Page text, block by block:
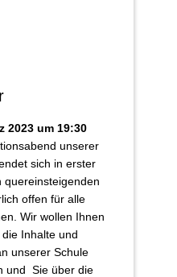
2023 um 19:30
unserer
sich in erster
quereinsteigenden
offen für alle
Wir wollen Ihnen
Inhalte und
unserer Schule
und Sie über die